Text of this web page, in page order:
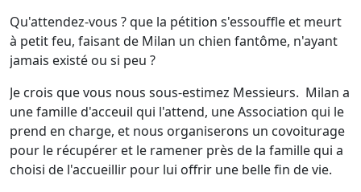
Qu'attendez-vous ? que la pétition s'essouffle et meurt
à petit feu, faisant de Milan un chien fantôme, n'ayant
jamais existé ou si peu ?
Je crois que vous nous sous-estimez Messieurs. Milan a
une famille d'acceuil qui l'attend, une Association qui le
prend en charge, et nous organiserons un covoiturage
pour le récupérer et le ramener près de la famille qui a
choisi de l'accueillir pour lui offrir une belle fin de vie.